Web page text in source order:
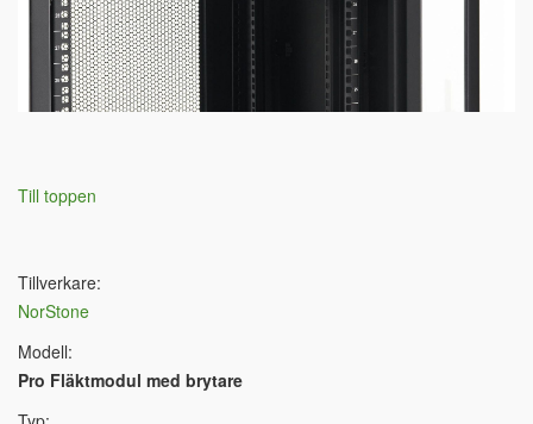
Till toppen
Tillverkare:
NorStone
Modell:
Pro Fläktmodul med brytare